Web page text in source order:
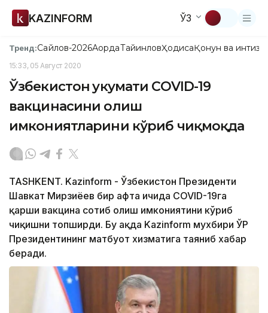
KAZINFORM ЎЗ
Тренд:Сайлов-2026АқордаТайинловҲодисаҚонун ва
15:33, 05 Август 2020
Ўзбекистон ҳукумати COVID-19
вакцинасини олиш
имкониятларини кўриб чиқмоқда
TASHKENT. Kazinform - Ўзбекистон Президенти
Шавкат Мирзиёев бир ҳафта ичида COVID-19га
қарши вакцина сотиб олиш имкониятини кўриб
чиқишни топширди. Бу ҳақда Kazinform мухбири ЎР
Президентининг матбуот хизматига таяниб хабар
беради.